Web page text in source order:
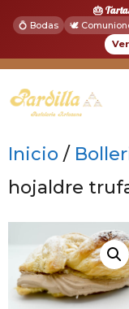
Inicio /
hojaldre
🎂
💍 Bodas 🕊️
📞 916